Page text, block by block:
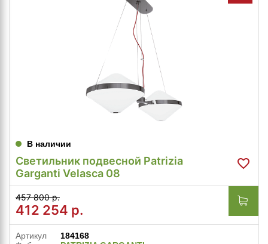
В наличии
Светильник подвесной Patrizia
Garganti Velasca 08
457 800 р.
412 254 р.
Артикул
184168